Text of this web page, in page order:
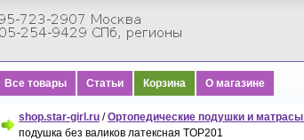
Все товары Статьи Корзина О магазине
shop.star-girl.ru /Ортопедические подушки и матрасы
подушка без валиков латексная TOP201